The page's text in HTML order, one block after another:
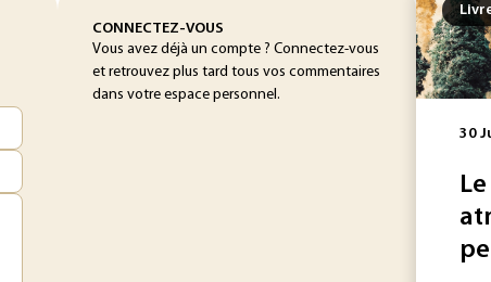
CONNECTEZ-VOUS
Vous avez déjà un compte ? Connectez-vous
et retrouvez plus tard tous vos commentaires
dans votre espace personnel.
30